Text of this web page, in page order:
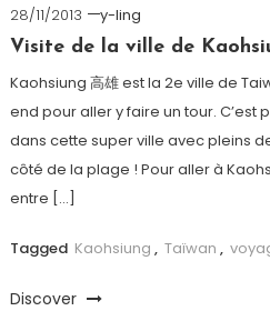
28/11/2013
y-ling
Visite de la ville de
Kaohsiung 高雄 est la 2e ville de
end pour aller y faire un tour. C’est
dans cette super ville avec pleins
côté de la plage ! Pour aller à
entre […]
Tagged Kaohsiung , Taïwan ,
Discover